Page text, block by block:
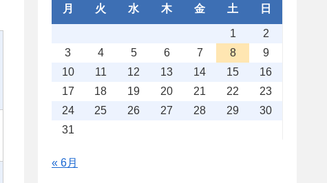
月 火 水 木 金 土 日
1
2
3
4 5 6 7 8
9
10
11 12 13 14 15
16
17
18 19 20 21 22
23
24
25 26 27 28 29
30
31
« 6月